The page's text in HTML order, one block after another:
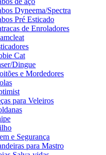
Dyneema/Spectra
Pré Esticado
de Enroladores
Cat
Dingue
e Mordedores
para Veleiros
e Segurança
para Mastro